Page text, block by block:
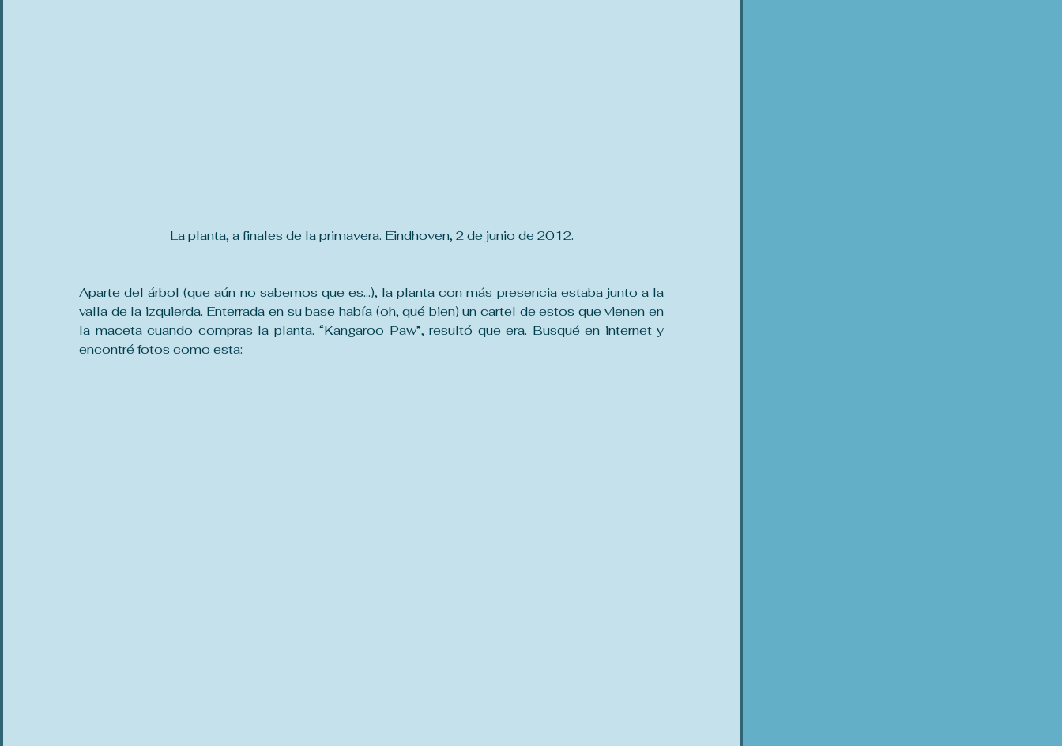
La planta, a finales de la primavera. Eindhoven, 2 de junio de 2012.
Aparte del árbol (que aún no sabemos que es…), la planta con más presencia estaba junto a la
valla de la izquierda. Enterrada en su base había (oh, qué bien) un cartel de estos que vienen en
la maceta cuando compras la planta. “Kangaroo Paw”, resultó que era. Busqué en internet y
encontré fotos como esta: